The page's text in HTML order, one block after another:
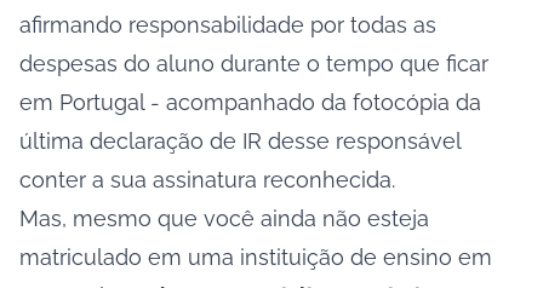
afirmando responsabilidade por todas as
despesas do aluno durante o tempo que ficar
em Portugal - acompanhado da fotocópia da
última declaração de IR desse responsável
conter a sua assinatura reconhecida.
Mas, mesmo que você ainda não esteja
matriculado em uma instituição de ensino em